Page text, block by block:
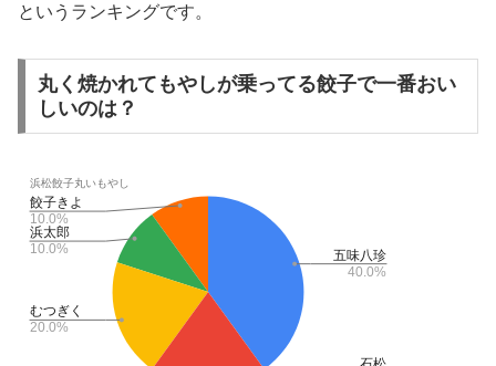
というランキングです。
丸く焼かれてもやしが乗ってる餃子で一番おい
しいのは？